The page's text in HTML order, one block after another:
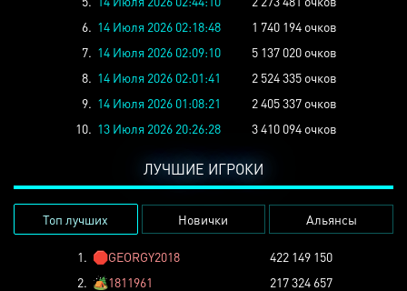
6. 14 Июля 2026 02:18:48
1 740 194 очков
7. 14 Июля 2026 02:09:10
5 137 020 очков
8. 14 Июля 2026 02:01:41
2 524 335 очков
9. 14 Июля 2026 01:08:21
2 405 337 очков
10. 13 Июля 2026 20:26:28 3 410 094 очков
ЛУЧШИЕ ИГРОКИ
Топ лучших Новички Альянсы
1. 🛑GEORGY2018
422 149 150
2. 🏕️1811961
217 324 657